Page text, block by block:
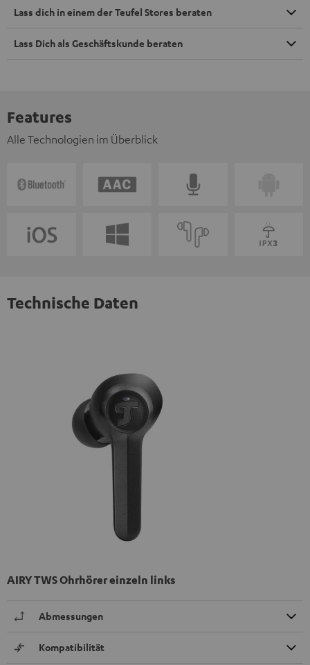
Lass dich in einem der Teufel Stores beraten
Lass Dich als Geschäftskunde beraten
Features
Alle Technologien im Überblick
Technische Daten
AIRY TWS Ohrhörer einzeln links
Abmessungen
Kompatibilität